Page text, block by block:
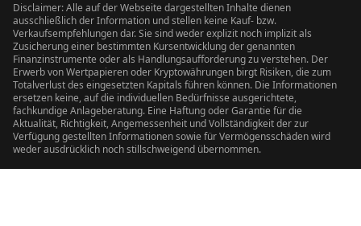
Disclaimer: Alle auf der Webseite dargestellten Inhalte dienen
ausschließlich der Information und stellen keine Kauf- bzw.
Verkaufsempfehlungen dar. Sie sind weder explizit noch implizit als
Zusicherung einer bestimmten Kursentwicklung der genannten
Finanzinstrumente oder als Handlungsaufforderung zu verstehen. Der
Erwerb von Wertpapieren oder Kryptowährungen birgt Risiken, die zum
Totalverlust des eingesetzten Kapitals führen können. Die Informationen
ersetzen keine, auf die individuellen Bedürfnisse ausgerichtete,
fachkundige Anlageberatung. Eine Haftung oder Garantie für die
Aktualität, Richtigkeit, Angemessenheit und Vollständigkeit der zur
Verfügung gestellten Informationen sowie für Vermögensschäden wird
weder ausdrücklich noch stillschweigend übernommen.